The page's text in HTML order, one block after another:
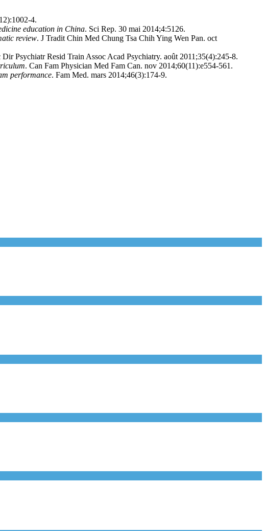
education in China. Sci Rep. 30 mai 2014;4:5126.
review. J Tradit Chin Med Chung Tsa Chih Ying Wen Pan. oct
Psychiatr Resid Train Assoc Acad Psychiatry. août 2011;35(4):245‑8.
. Can Fam Physician Med Fam Can. nov 2014;60(11):e554-561.
performance. Fam Med. mars 2014;46(3):174‑9.